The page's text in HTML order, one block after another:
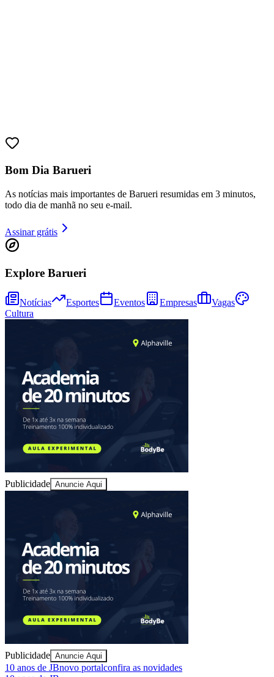
Athletico-PR
Bom Dia Barueri
As notícias mais importantes de Barueri resumidas em 3 minutos,
todo dia de manhã no seu e-mail.
Assinar grátis
Explore Barueri
Notícias Esportes Eventos Empresas
Vagas
Cultura
Publicidade Anuncie Aqui
Publicidade Anuncie Aqui
10 anos de JBnovo portalconfira as novidades